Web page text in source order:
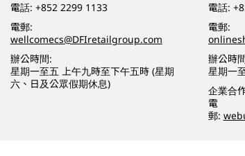
電話: +852 2299 1133
電郵:
wellcomecs@DFIretailgroup.com
辦公時間:
星期一至五 上午九時至下午五時 (星期
六、日及公眾假期休息)
電話:
電郵:
辦公時
星期一
企業合
電
郵: